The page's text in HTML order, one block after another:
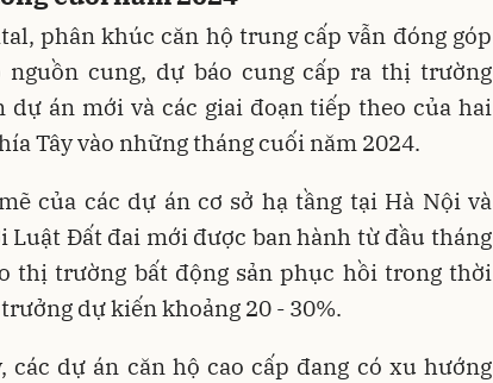
phân khúc căn hộ trung cấp vẫn đóng góp
cung, dự báo cung cấp ra thị trường
dự án mới và các giai đoạn tiếp theo của hai
Tây vào những tháng cuối năm 2024.
của các dự án cơ sở hạ tầng tại Hà Nội và
Luật Đất đai mới được ban hành từ đầu tháng
thị trường bất động sản phục hồi trong thời
dự kiến khoảng 20 - 30%.
các dự án căn hộ cao cấp đang có xu hướng